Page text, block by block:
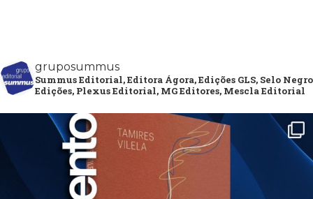
gruposummus
Summus Editorial, Editora Ágora, Edições GLS, Selo Negro
Edições, Plexus Editorial, MG Editores, Mescla Editorial